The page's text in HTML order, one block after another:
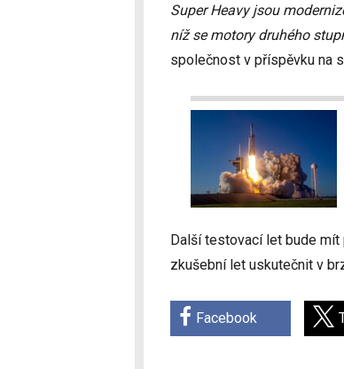
Super Heavy jsou
níž se motory druhého
společnost v příspěvku na
Další testovací let bude mít
zkušební let uskutečnit v
Facebook